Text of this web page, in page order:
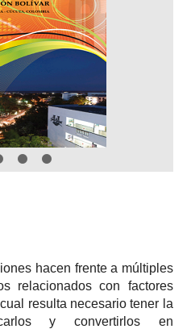
hacen frente a múltiples
relacionados con factores
resulta necesario tener la
y convertirlos en